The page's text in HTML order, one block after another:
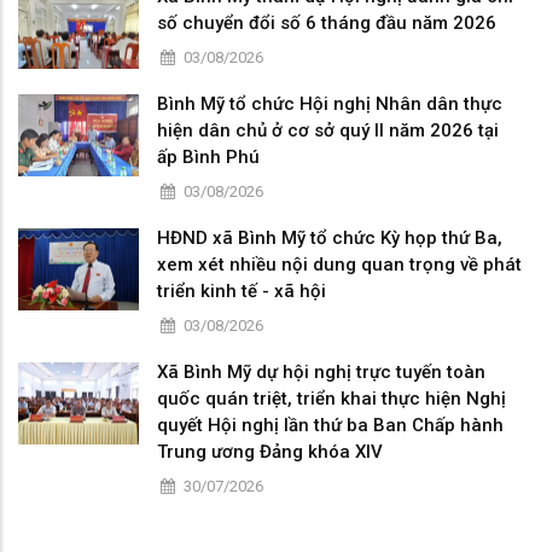
số chuyển đổi số 6 tháng đầu năm 2026
03/08/2026
Bình Mỹ tổ chức Hội nghị Nhân dân thực
hiện dân chủ ở cơ sở quý II năm 2026 tại
ấp Bình Phú
03/08/2026
HĐND xã Bình Mỹ tổ chức Kỳ họp thứ Ba,
xem xét nhiều nội dung quan trọng về phát
triển kinh tế - xã hội
03/08/2026
Xã Bình Mỹ dự hội nghị trực tuyến toàn
quốc quán triệt, triển khai thực hiện Nghị
quyết Hội nghị lần thứ ba Ban Chấp hành
Trung ương Đảng khóa XIV
30/07/2026